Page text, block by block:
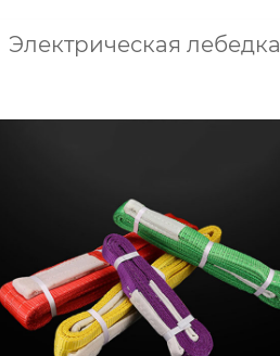
Электрическая лебедка